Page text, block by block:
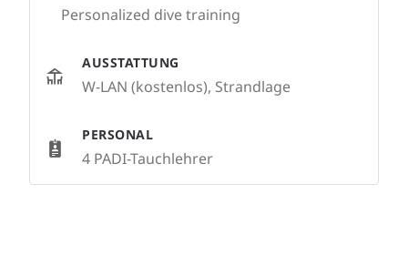
Personalized dive training
AUSSTATTUNG
W-LAN (kostenlos), Strandlage
PERSONAL
4 PADI-Tauchlehrer